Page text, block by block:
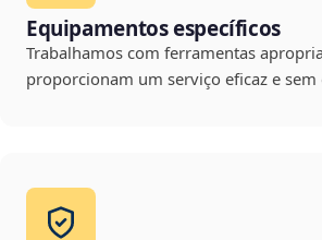
Equipamentos específicos
Trabalhamos com ferramentas
proporcionam um serviço eficaz e sem